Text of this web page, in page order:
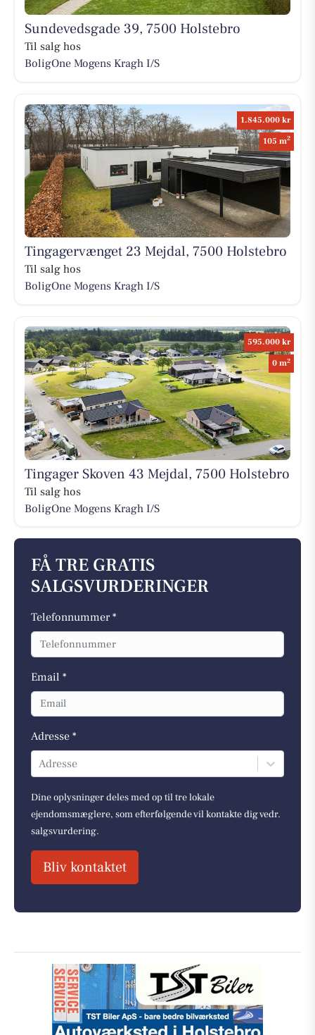
Sundevedsgade 39, 7500 Holstebro
Til salg hos
BoligOne Mogens Kragh I/S
1.845.000 kr
105 m2
Tingagervænget 23 Mejdal, 7500 Holstebro
Til salg hos
BoligOne Mogens Kragh I/S
595.000 kr
0 m2
Tingager Skoven 43 Mejdal, 7500 Holstebro
Til salg hos
BoligOne Mogens Kragh I/S
FÅ TRE GRATIS
SALGSVURDERINGER
Telefonnummer *
Email *
Adresse *
Adresse
Dine oplysninger deles med op til tre lokale
ejendomsmæglere, som efterfølgende vil kontakte dig vedr.
salgsvurdering.
Bliv kontaktet